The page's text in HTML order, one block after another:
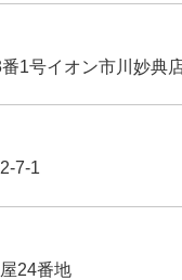
1号イオン市川妙典
7-1
24番地